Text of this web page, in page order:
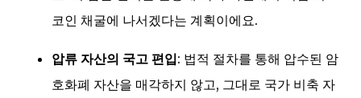
코인 채굴에 나서겠다는 계획이에요.
압류 자산의 국고 편입: 법적 절차를 통해 압수된 암
호화폐 자산을 매각하지 않고, 그대로 국가 비축 자